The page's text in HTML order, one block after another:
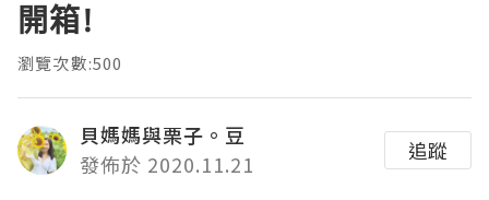
開箱!
瀏覽次數:500
貝媽媽與栗子。豆
發佈於 2020.11.21
追蹤